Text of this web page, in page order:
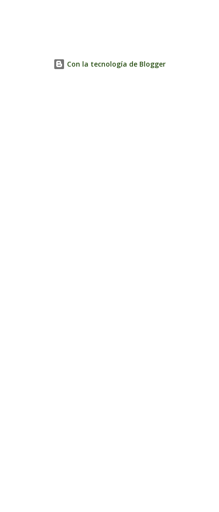
Con la tecnología de Blogger